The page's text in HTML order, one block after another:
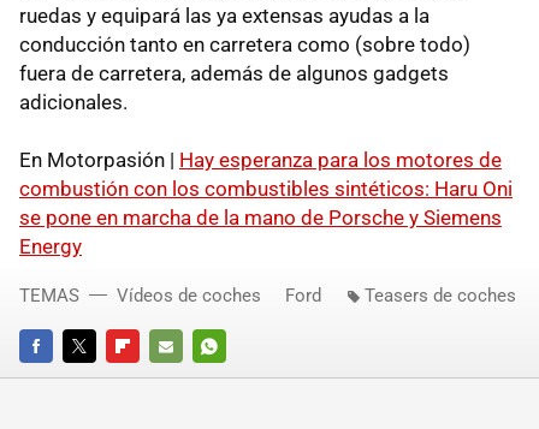
ruedas y equipará las ya extensas ayudas a la
conducción tanto en carretera como (sobre todo)
fuera de carretera, además de algunos gadgets
adicionales.
En Motorpasión | Hay esperanza para los motores de
combustión con los combustibles sintéticos: Haru Oni
se pone en marcha de la mano de Porsche y Siemens
Energy
FACEBOOKTWITTERFLIPBOARD
E-
WHATSAPP
TEMAS Vídeos de coches Ford Teasers de coches